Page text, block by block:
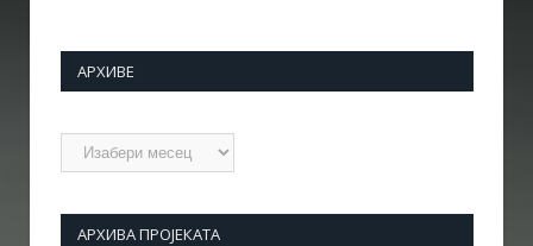
АРХИВЕ
Архиве
АРХИВА ПРОЈЕКАТА